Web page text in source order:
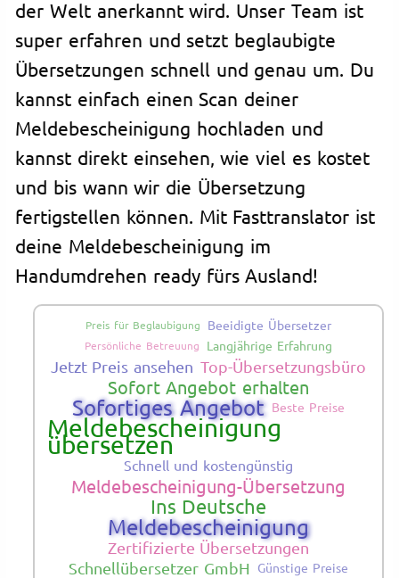
der Welt anerkannt wird. Unser Team ist
super erfahren und setzt beglaubigte
Übersetzungen schnell und genau um. Du
kannst einfach einen Scan deiner
Meldebescheinigung hochladen und
kannst direkt einsehen, wie viel es kostet
und bis wann wir die Übersetzung
fertigstellen können. Mit Fasttranslator ist
deine Meldebescheinigung im
Handumdrehen ready fürs Ausland!
Preis für Beglaubigung Beeidigte Übersetzer
Persönliche Betreuung Langjährige Erfahrung
Jetzt Preis ansehen Top-Übersetzungsbüro
Sofort Angebot erhalten
Sofortiges Angebot Beste Preise
Meldebescheinigung
übersetzen
Schnell und kostengünstig
Meldebescheinigung-Übersetzung
Ins Deutsche
Meldebescheinigung
Zertifizierte Übersetzungen
Schnellübersetzer GmbH
Günstige Preise